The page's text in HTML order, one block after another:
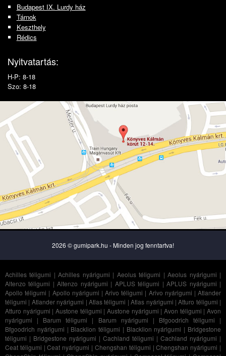
Budapest IX. Lurdy ház
Tárnok
Keszthely
Rédics
Nyitvatartás:
H-P: 8-18
Szo: 8-18
2026 © gumipark.hu - Minden jog fenntartva!
Achilles téligumi |Achilles nyárigumi | Aeolus téligumi |Aeolus nyárigumi |
Altenzo téligumi |Altenzo nyárigumi | APLUS téligumi |APLUS nyárigumi |
Apollo téligumi | Apollo nyárigumi |Arivo téligumi | Arivo nyárigumi |Atlander
téligumi | Atlander nyárigumi | Atlas téligumi |Atlas nyárigumi |Atturo téligumi |
Atturo nyárigumi |Austone téligumi |Austone nyárigumi |Avon téligumi |Avon
nyárigumi | Barum téligumi | Barum nyárigumi | Bfgoodrich téligumi |
Bfgoodrich nyárigumi | Blacklion téligumi | Blacklion nyárigumi | Bridgestone
téligumi | Bridgestone nyárigumi | Cachland téligumi | Cachland nyárigumi |
Ceat téligumi |Ceat nyárigumi | Chengshan téligumi |Chengshan nyárigumi |